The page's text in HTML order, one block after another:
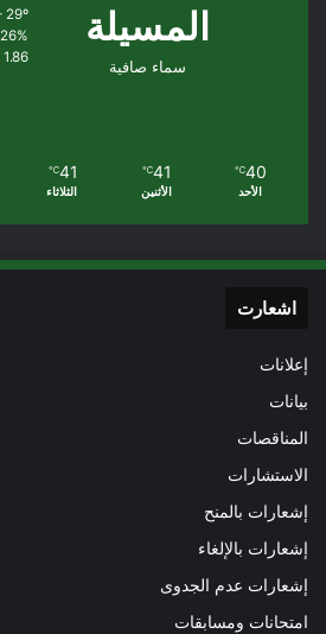
المسيلة
سماء صافية
40º - 29º
26%
1.86 كيلومتر/ساعة
40
℃
الأحد
41
℃
الأثنين
41
℃
الثلاثاء
اشعارت
إعلانات
بيانات
المناقصات
الاستشارات
إشعارات بالمنح
إشعارات بالإلغاء
إشعارات عدم الجدوى
امتحانات ومسابقات